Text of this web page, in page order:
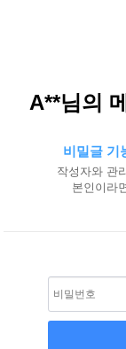
A**님의
비밀글 기
작성자와 관
본인이라